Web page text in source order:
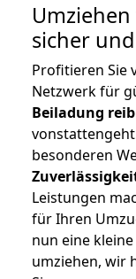
Umziehen
sicher
Profitieren Sie
Netzwerk für
Beiladung
besonderen
Leistungen
für Ihren
nun eine
umziehen, wir